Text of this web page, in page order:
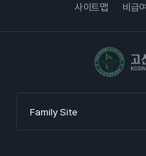
사이트맵
비급
Family Site